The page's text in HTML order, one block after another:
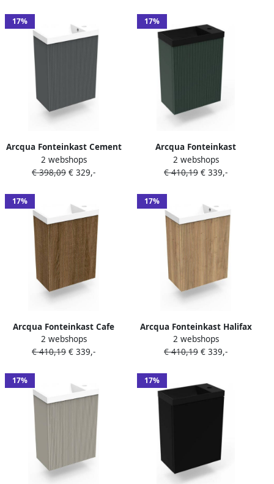
17%
Arcqua Fonteinkast Cement
Ridge 40x55x28 cm Incl.
Fontein Mat Wit Met
2 webshops
€ 398,09 € 329,-
17%
Arcqua Fonteinkast
Highland Green Ridge
40x55x28 cm Incl. Fontein
2 webshops
€ 410,19 € 339,-
17%
Arcqua Fonteinkast Cafe
Oak Ridge 40x55x28 cm
Incl. Fontein Mat Wit
2 webshops
€ 410,19 € 339,-
17%
Arcqua Fonteinkast Halifax
Oak Ridge 40x55x28 cm
Incl. Fontein Glans Wit Met
2 webshops
€ 410,19 € 339,-
17% 17%